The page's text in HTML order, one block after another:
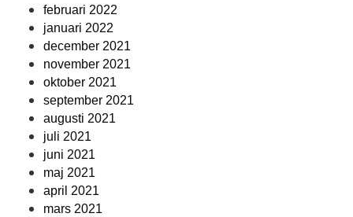
februari 2022
januari 2022
december 2021
november 2021
oktober 2021
september 2021
augusti 2021
juli 2021
juni 2021
maj 2021
april 2021
mars 2021